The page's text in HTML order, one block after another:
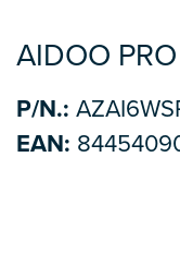
AIDOO
P/N.:
EAN: